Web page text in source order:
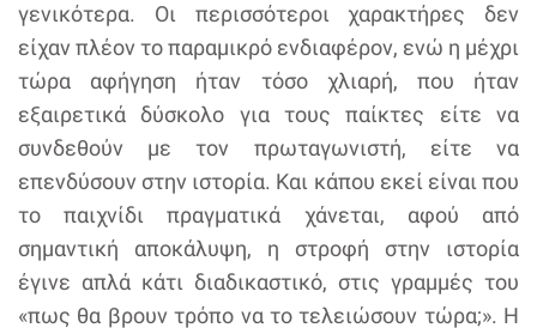
γενικότερα. Οι περισσότεροι χαρακτήρες δεν
είχαν πλέον το παραμικρό ενδιαφέρον, ενώ η μέχρι
τώρα αφήγηση ήταν τόσο χλιαρή, που ήταν
εξαιρετικά δύσκολο για τους παίκτες είτε να
συνδεθούν με τον πρωταγωνιστή, είτε να
επενδύσουν στην ιστορία. Και κάπου εκεί είναι που
το παιχνίδι πραγματικά χάνεται, αφού από
σημαντική αποκάλυψη, η στροφή στην ιστορία
έγινε απλά κάτι διαδικαστικό, στις γραμμές του
«πως θα βρουν τρόπο να το τελειώσουν τώρα;». Η